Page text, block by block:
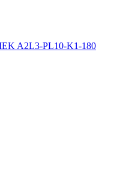
A2L3-PL10-K1-180